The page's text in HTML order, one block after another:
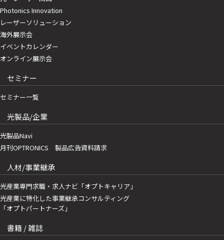
Photonics Innovation
レーザーソリューション
海外展示会
イベントカレンダー
オンライン展示会
セミナー
セミナー一覧
光製品/企業
光製品Navi
月刊OPTRONICS 製品広告資料請求
人材/事業継承
光産業専門求職・求人ナビ「オプトキャリア」
光産業に特化した事業継承コンサルティング
「オプトパートナーズ」
書籍 / 雑誌